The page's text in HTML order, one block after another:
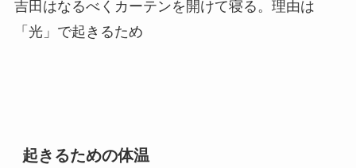
吉田はなるべくカーテンを開けて寝る。理由は
「光」で起きるため
起きるための体温